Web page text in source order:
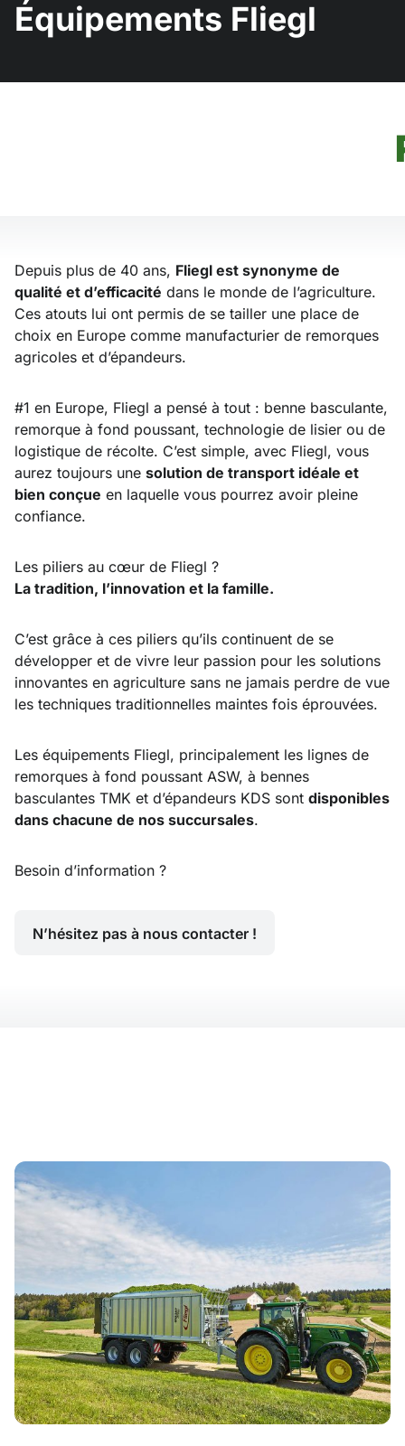
Équipements Fliegl
Depuis plus de 40 ans, Fliegl est synonyme de
qualité et d’efficacité dans le monde de l’agriculture.
Ces atouts lui ont permis de se tailler une place de
choix en Europe comme manufacturier de remorques
agricoles et d’épandeurs.
#1 en Europe, Fliegl a pensé à tout : benne basculante,
remorque à fond poussant, technologie de lisier ou de
logistique de récolte. C’est simple, avec Fliegl, vous
aurez toujours une solution de transport idéale et
bien conçue en laquelle vous pourrez avoir pleine
confiance.
Les piliers au cœur de Fliegl ?
La tradition, l’innovation et la famille.
C’est grâce à ces piliers qu’ils continuent de se
développer et de vivre leur passion pour les solutions
innovantes en agriculture sans ne jamais perdre de vue
les techniques traditionnelles maintes fois éprouvées.
Les équipements Fliegl, principalement les lignes de
remorques à fond poussant ASW, à bennes
basculantes TMK et d’épandeurs KDS sont disponibles
dans chacune de nos succursales.
Besoin d’information ?
N’hésitez pas à nous contacter !